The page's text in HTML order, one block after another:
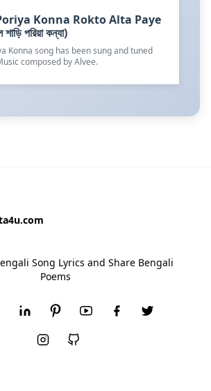
Konna Rokto Alta Paye
পরিয়া কন্যা)
Konna song has been sung and tuned
composed by Alvee.
Song Lyrics and Share Bengali
Poems